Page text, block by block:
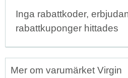
Inga rabattkoder,
rabattkuponger hittades
Mer om varumärket Virgin